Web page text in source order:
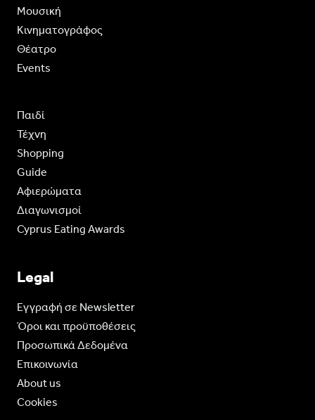
Moυσική
Κινηματογράφος
Θέατρο
Events
Παιδί
Τέχνη
Shopping
Guide
Aφιερώματα
Διαγωνισμοί
Cyprus Eating Awards
Legal
Eγγραφή σε Newsletter
Όροι και προϋποθέσεις
Προσωπικά Δεδομένα
Επικοινωνία
About us
Cookies